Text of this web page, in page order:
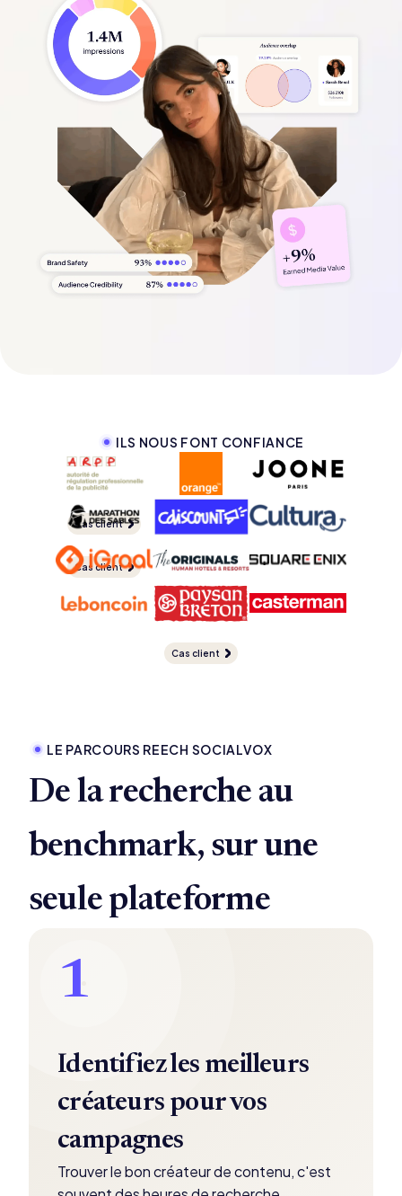
ILS NOUS FONT CONFIANCE
Cas client
Cas client
Cas client
Cas client
LE PARCOURS REECH SOCIALVOX
De la recherche au
benchmark, sur une
seule plateforme
1
Identifiez les meilleurs
créateurs pour vos
campagnes
Trouver le bon créateur de contenu, c'est